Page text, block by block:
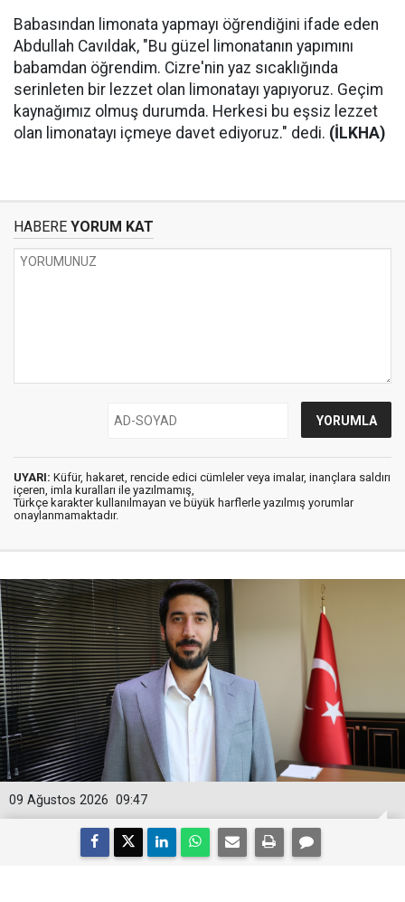
Babasından limonata yapmayı öğrendiğini ifade eden
Abdullah Cavıldak, "Bu güzel limonatanın yapımını
babamdan öğrendim. Cizre'nin yaz sıcaklığında
serinleten bir lezzet olan limonatayı yapıyoruz. Geçim
kaynağımız olmuş durumda. Herkesi bu eşsiz lezzet
olan limonatayı içmeye davet ediyoruz." dedi. (İLKHA)
HABERE YORUM KAT
UYARI: Küfür, hakaret, rencide edici cümleler veya imalar, inançlara saldırı
içeren, imla kuralları ile yazılmamış,
Türkçe karakter kullanılmayan ve büyük harflerle yazılmış yorumlar
onaylanmamaktadır.
09:47
09 Ağustos 2026